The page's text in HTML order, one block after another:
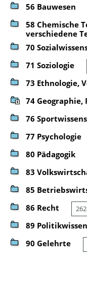
56 Bauwesen
58 Chemische
verschiedene
70
71 Soziologie
73 Ethnologie,
74 Geographie,
76
77 Psychologie
80 Pädagogik
83
85
86 Recht
89
90 Gelehrte